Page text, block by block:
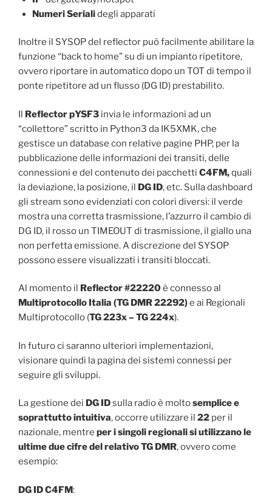
Numeri Serialidegli apparati
Inoltre il SYSOP del reflector può facilmente abilitare la
funzione “back to home” su di un impianto ripetitore,
ovvero riportare in automatico dopo un TOT di tempo il
ponte ripetitore ad un flusso (DG ID) prestabilito.
Il Reflector pYSF3 invia le informazioni ad un
“collettore” scritto in Python3 da IK5XMK, che
gestisce un database con relative pagine PHP, per la
pubblicazione delle informazioni dei transiti, delle
connessioni e del contenuto dei pacchetti C4FM,quali
la deviazione, la posizione, il DG ID, etc. Sulla dashboard
gli stream sono evidenziati con colori diversi: il verde
mostra una corretta trasmissione, l’azzurro il cambio di
DG ID, il rosso un TIMEOUT di trasmissione, il giallo una
non perfetta emissione. A discrezione del SYSOP
possono essere visualizzati i transiti bloccati.
Al momento il Reflector #22220è connesso al
Multiprotocollo Italia (TG DMR 22292)e ai Regionali
Multiprotocollo (TG 223x – TG 224x).
In futuro ci saranno ulteriori implementazioni,
visionare quindi la pagina dei sistemi connessi per
seguire gli sviluppi.
La gestione dei DG IDsulla radio è moltosemplice e
soprattutto intuitiva, occorre utilizzare il 22 per il
nazionale, mentre per i singoli regionali si utilizzano le
ultime due cifre del relativo TG DMR, ovvero come
esempio:
DG ID C4FM: